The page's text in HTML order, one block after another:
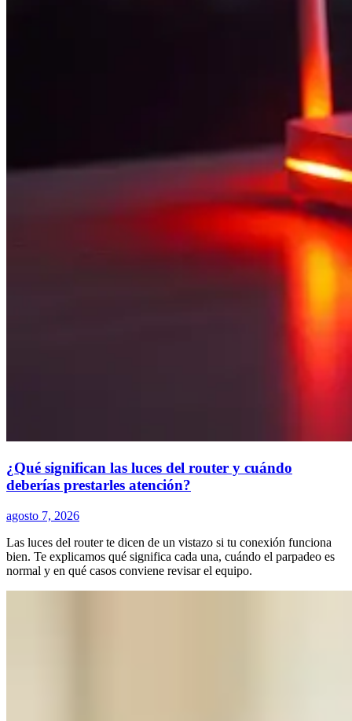
¿Qué significan las luces del router y cuándo
deberías prestarles atención?
agosto 7, 2026
Las luces del router te dicen de un vistazo si tu conexión funciona
bien. Te explicamos qué significa cada una, cuándo el parpadeo es
normal y en qué casos conviene revisar el equipo.